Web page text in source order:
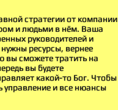
стратегии от компании
и людьми в нём. Ваша
руководителей и
ресурсы, вернее
вы сможете тратить на
вы будете
какой-то Бог. Чтобы
управление и все нюансы